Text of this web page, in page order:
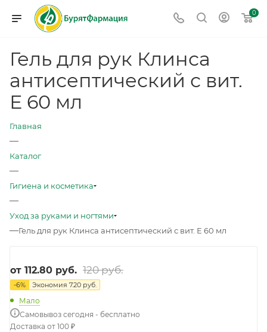
0
Гель для рук Клинса
антисептический с вит.
Е 60 мл
Главная
—
Каталог
—
Гигиена и косметика
—
Уход за руками и ногтями
—Гель для рук Клинса антисептический с вит. Е 60 мл
от 112.80 руб. 120 руб.
-6% Экономия 7.20 руб.
Мало
Самовывоз сегодня - бесплатно
Доставка от 100 ₽